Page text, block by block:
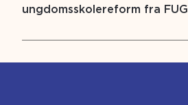
ungdomsskolereform fra FUG